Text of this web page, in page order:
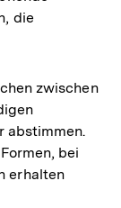
die
zwischen
abstimmen.
bei
erhalten